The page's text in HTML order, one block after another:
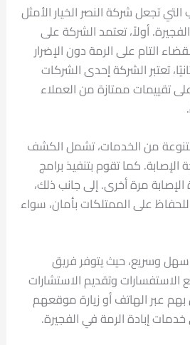
تجعل شركة النصر الخيار الأمثل
أولاً، تعتمد الشركة على
التام على الرمة دون الإضرار
تعتبر الشركة إحدى الشركات
تقييمات ممتازة من العملاء
من الخدمات، تشمل الكشف
كما تقوم بتنفيذ برامج
مرة أخرى. إلى جانب ذلك،
على الممتلكات بأمان، سواء
وسريع، حيث يتوفر فريق
وتقديم الاستشارات
بهم عبر الهاتف أو زيارة موقعهم
إبادة الرمة في الفجيرة.